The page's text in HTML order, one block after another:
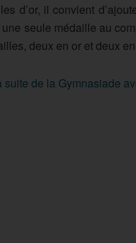
d’or, il convient
seule médaille au
deux en or et deux
suite de la Gymnasiade